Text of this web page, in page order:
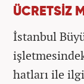
ÜCRETSİZ
İstanbul
hatları ile